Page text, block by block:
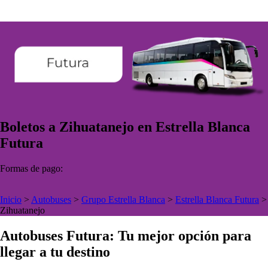
Boletos a Zihuatanejo en Estrella Blanca
Futura
Formas de pago:
Inicio > Autobuses > Grupo Estrella Blanca > Estrella Blanca Futura >
Zihuatanejo
Autobuses Futura: Tu mejor opción para
llegar a tu destino